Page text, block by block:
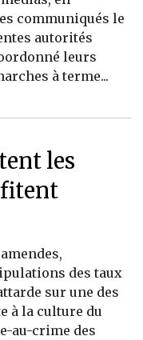
communiqués le
autorités
leurs
à terme...
les
des taux
sur une des
à la culture du
au-crime des